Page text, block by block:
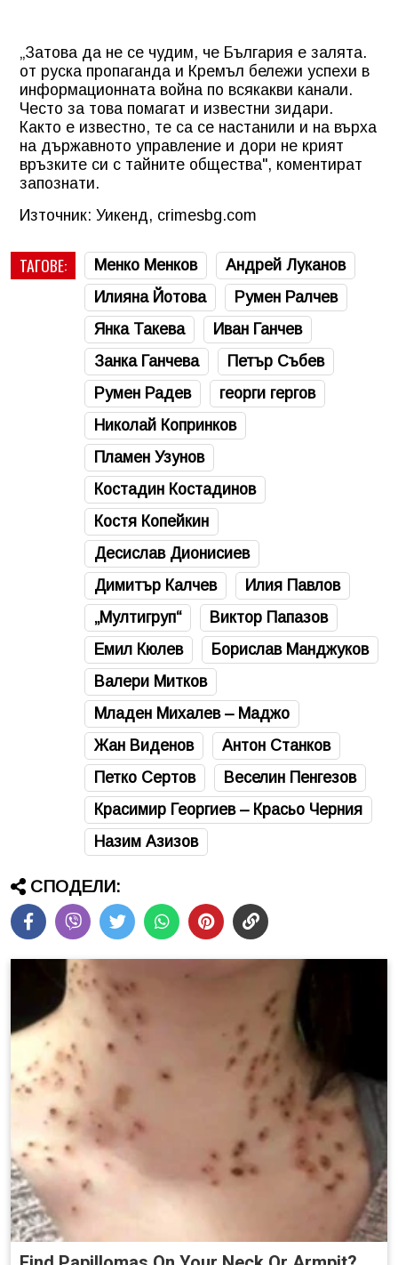
„Затова да не се чудим, че България е залята.
от руска пропаганда и Кремъл бележи успехи в
информационната война по всякакви канали.
Често за това помагат и известни зидари.
Както е известно, те са се настанили и на върха
на държавното управление и дори не крият
връзките си с тайните общества", коментират
запознати.
Източник: Уикенд, crimesbg.com
ТАГОВЕ: Менко Менков
Андрей Луканов
Илияна Йотова
Румен Ралчев
Янка Такева
Иван Ганчев
Занка Ганчева
Петър Събев
Румен Радев
георги гергов
Николай Копринков
Пламен Узунов
Костадин Костадинов
Костя Копейкин
Десислав Дионисиев
Димитър Калчев
Илия Павлов
„Мултигруп“
Виктор Папазов
Емил Кюлев
Борислав Манджуков
Валери Митков
Младен Михалев – Маджо
Жан Виденов
Антон Станков
Петко Сертов
Веселин Пенгезов
Красимир Георгиев – Красьо Черния
Назим Азизов
СПОДЕЛИ: